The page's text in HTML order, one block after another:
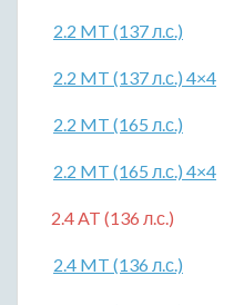
2.2 MT (137 л.с.)
2.2 MT (137 л.с.) 4×4
2.2 MT (165 л.с.)
2.2 MT (165 л.с.) 4×4
2.4 AT (136 л.с.)
2.4 MT (136 л.с.)